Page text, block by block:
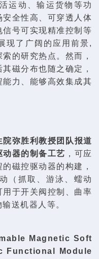
运动、输运货物等功
全性高、可穿透人体
号可实现精准控制等
现了广阔的应用前景,
的研究热点。然而，
磁分布也随之确定，
力、能够高效集成其
弥胜利教授团队报道
器的制备工艺 ，可应
磁控驱动器的构建，
（抓取、游泳、蠕动
于开关阀控制、曲率
送机器人等。
Magnetic Soft
Functional Module